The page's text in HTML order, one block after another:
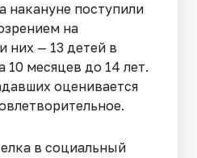
накануне поступили
на
них — 13 детей в
10 месяцев до 14 лет.
оценивается
в социальный